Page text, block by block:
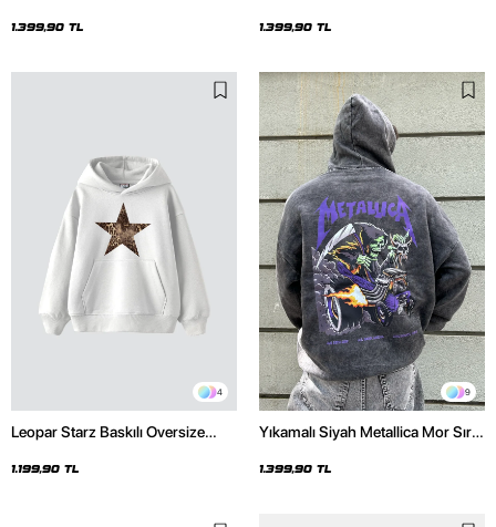
Hoodie
1.399,90 TL
Hoodie
1.399,90 TL
4
Leopar Starz Baskılı Oversize
1.199,90 TL
9
Yıkamalı Siyah Metallica Mor Sırt
Hoodie
1.399,90 TL